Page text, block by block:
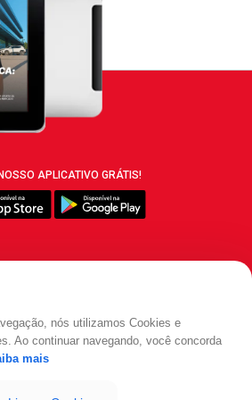
APLICATIVO GRÁTIS!
nós utilizamos Cookies e
Ao continuar navegando, você concorda
mais